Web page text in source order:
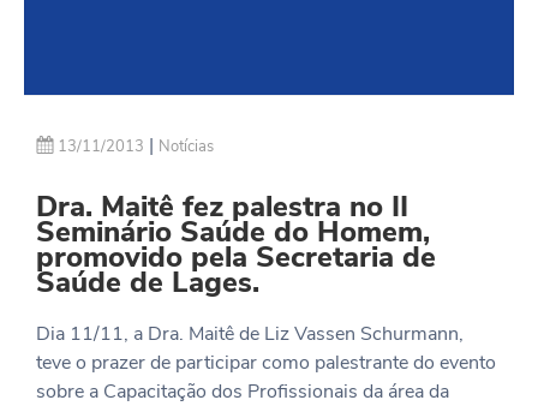
13/11/2013 | Notícias
Dra. Maitê fez palestra no II
Seminário Saúde do Homem,
promovido pela Secretaria de
Saúde de Lages.
Dia 11/11, a Dra. Maitê de Liz Vassen Schurmann,
teve o prazer de participar como palestrante do evento
sobre a Capacitação dos Profissionais da área da